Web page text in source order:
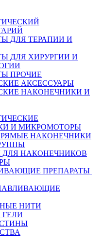
ДЛЯ ТЕРАПИИ И
ДЛЯ ХИРУРГИИ И
ПРОЧИЕ
АКСЕССУАРЫ
НАКОНЕЧНИКИ И
И МИКРОМОТОРЫ
НАКОНЕЧНИКИ
ДЛЯ НАКОНЕЧНИКОВ
ПРЕПАРАТЫ
НИТИ